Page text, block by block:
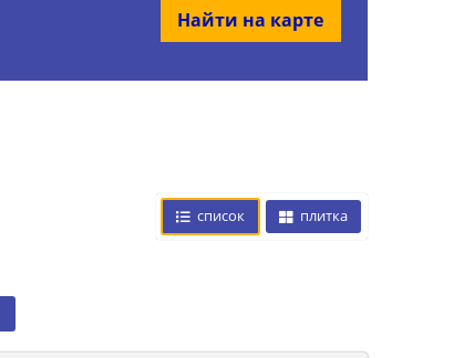
Найти на карте
список плитка